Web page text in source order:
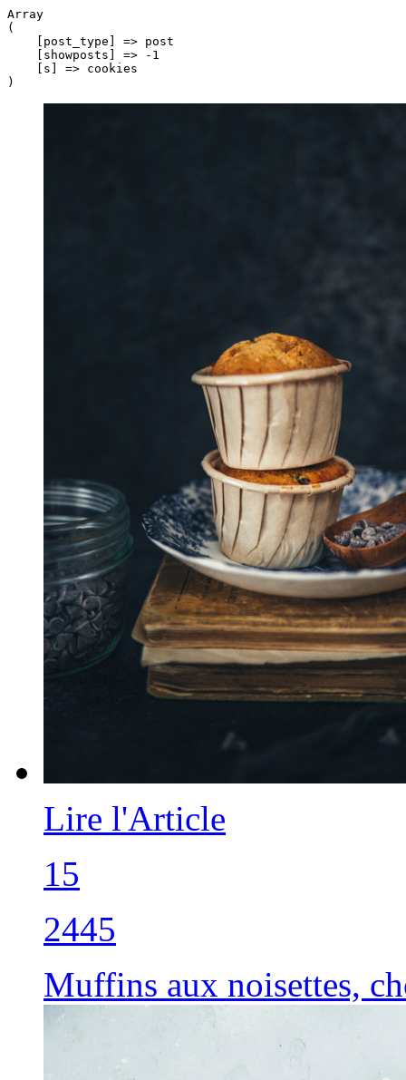
Array
(
    [post_type] => post
    [showposts] => -1
    [s] => cookies
Lire l'Article
15
2445
Muffins aux noisettes,